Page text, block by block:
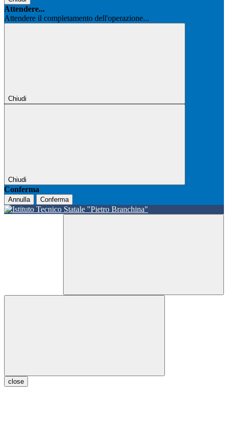
Attendere...
Attendere il completamento dell'operazione...
Chiudi
Chiudi
Conferma
Annulla Conferma
close